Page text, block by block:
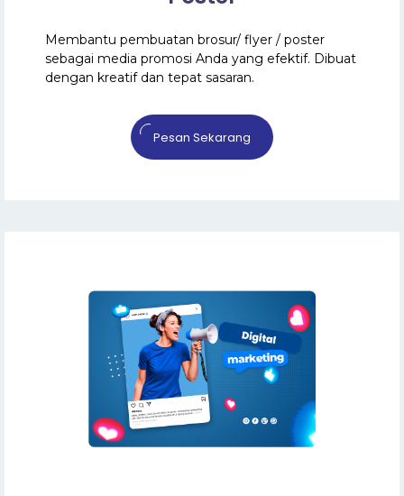
Membantu pembuatan brosur/ flyer / poster
sebagai media promosi Anda yang efektif. Dibuat
dengan kreatif dan tepat sasaran.
Pesan Sekarang